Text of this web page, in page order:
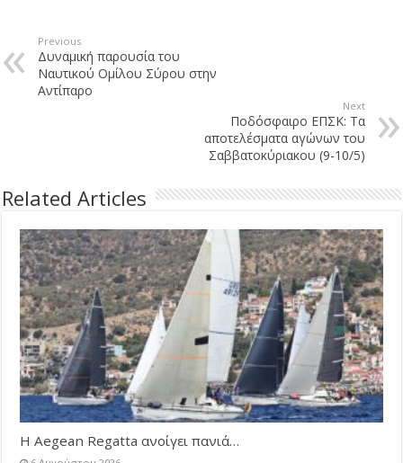
Previous
Δυναμική παρουσία του
Ναυτικού Ομίλου Σύρου στην
Αντίπαρο
Next
Ποδόσφαιρο ΕΠΣΚ: Τα
αποτελέσματα αγώνων του
Σαββατοκύριακου (9-10/5)
Related Articles
Η Aegean Regatta ανοίγει πανιά…